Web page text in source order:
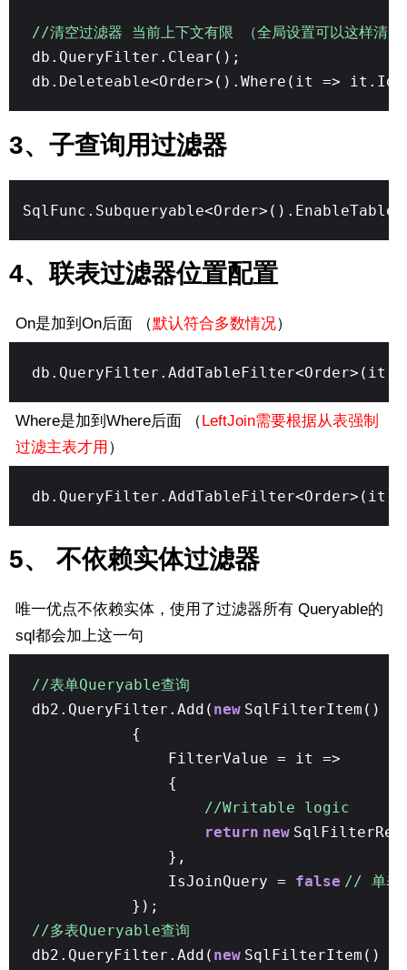
//清空过滤器 当前上下文有限 （全局设置可以这样清空
db.QueryFilter.Clear();
db.Deleteable<Order>().Where(it => it.Id
3、子查询用过滤器
4、联表过滤器位置配置
On是加到On后面 （默认符合多数情况）
Where是加到Where后面 （LeftJoin需要根据从表强制
过滤主表才用 ）
5、 不依赖实体过滤器
唯一优点不依赖实体，使用了过滤器所有 Queryable的
sql都会加上这一句
//表单Queryable查询
db2.QueryFilter.Add( new SqlFilterItem()
{
FilterValue = it =>
{
//Writable logic
return new
},
IsJoinQuery = false // 单
});
//多表Queryable查询
db2.QueryFilter.Add( new SqlFilterItem()